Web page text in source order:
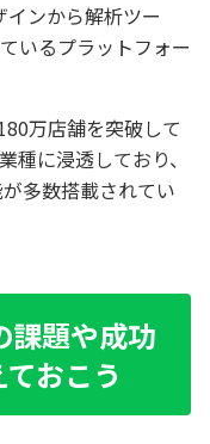
インから解析ツー
いるプラットフォー
万店舗を突破して
種に浸透しており、
多数搭載されてい
課題や成功
おこう